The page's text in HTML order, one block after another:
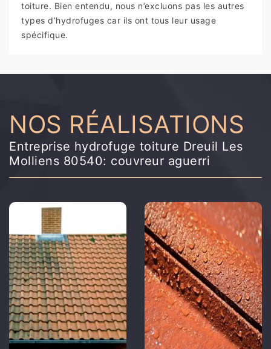
toiture. Bien entendu, nous n’excluons pas les autres
types d’hydrofuges car ils ont tous leur usage
spécifique.
NOS RÉALISATIONS
Entreprise hydrofuge toiture Dreuil Les
Molliens 80540: couvreur aguerri